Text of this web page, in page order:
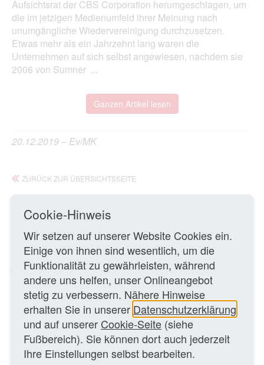
Aufsichtsrat der CBS Corporation herumgeschlagen, um
die im jetzigen Medienumfeld ihrer Meinung nach
unumgängliche Wiedervereinigung durchzusetzen.
Etwas mehr als ein Jahrzehnt lang waren die
Unternehmen auf sich selbst angewiesen, nachdem sie
2006 von Sumner ...
Ganzen Artikel lesen
20.12.2019 – Ev/MK
ZURÜCK ZUR ÜBERSICHTSSEITE
Logo des fusionierten Unternehmens
_______________________________________________
WEITERE TEXTE
USA:Die lange erwartete Fusion von CBS und Viacom
ist vollzogenAusland
Cookie-Hinweis
Wir setzen auf unserer Website Cookies ein.
Einige von ihnen sind wesentlich, um die
Funktionalität zu gewährleisten, während
andere uns helfen, unser Onlineangebot
stetig zu verbessern. Nähere Hinweise
erhalten Sie in unserer Datenschutzerklärung
und auf unserer Cookie-Seite (siehe
Fußbereich). Sie können dort auch jederzeit
Ihre Einstellungen selbst bearbeiten.